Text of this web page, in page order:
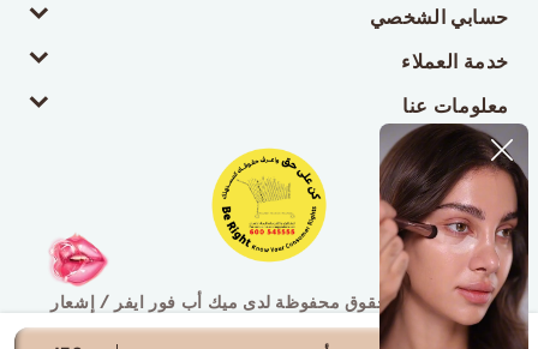
حسابي الشخصي
خدمة العملاء
معلومات عنا
© 2026 جميع الحقوق محفوظة لدى ميك أب فور ايفر / إشعار
قانوني / سياسة الخصوصية